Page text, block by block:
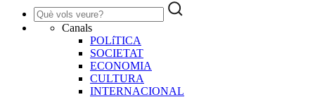
Canals
POLíTICA
SOCIETAT
ECONOMIA
CULTURA
INTERNACIONAL